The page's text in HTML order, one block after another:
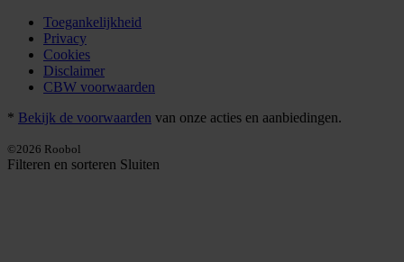
Toegankelijkheid
Privacy
Cookies
Disclaimer
CBW voorwaarden
* Bekijk de voorwaarden van onze acties en aanbiedingen.
©2026 Roobol
Filteren en sorteren Sluiten